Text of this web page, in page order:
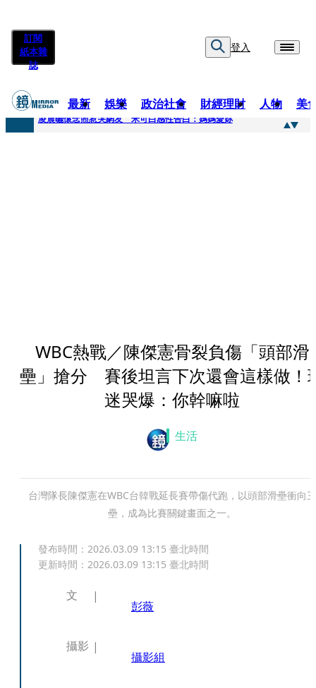
訂閱
紙本雜
誌
登入
最新 娛樂 政治社會 財經理財 人物 美
快訊
凌晨曬懷念照惹哭網友 米可白感性告白：媽媽愛妳
WBC熱戰／陳傑憲骨裂負傷「頭部滑
壘」搶分 賽後坦言下次還會這樣做！
迷哭爆：你幹嘛啦
生活
台灣隊長陳傑憲在WBC台韓戰延長賽帶傷代跑，以頭部滑壘衝向三
壘，成為比賽關鍵畫面之一。
發布時間： 2026.03.09 13:15 臺北時間
更新時間： 2026.03.09 13:15 臺北時間
文
彭薇
攝影
攝影組